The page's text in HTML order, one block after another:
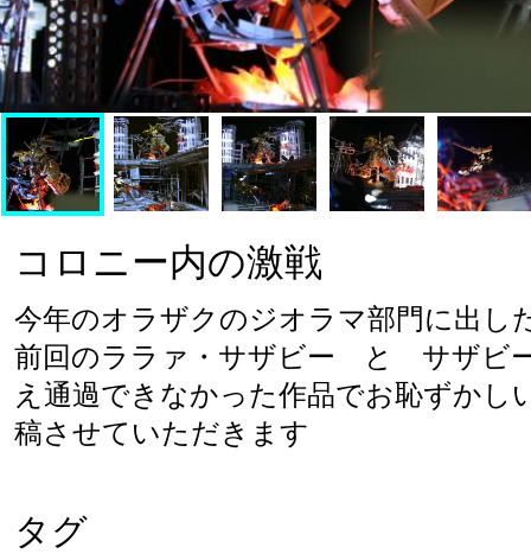
コロニー内の激戦
今年のオラザクのジオラマ部門に出し
前回のララァ・サザビー　と　サザビ
え通過できなかった作品でお恥ずかし
稿させていただきます
タグ